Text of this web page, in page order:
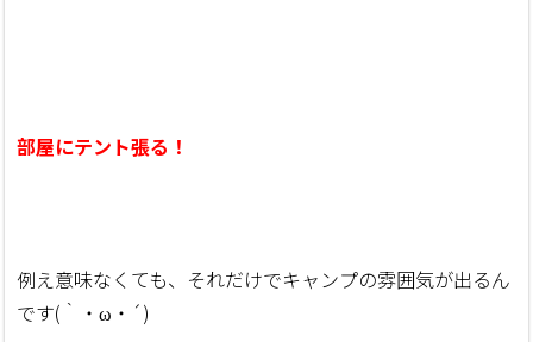
部屋にテント張る！
例え意味なくても、それだけでキャンプの雰囲気が出るん
です(｀・ω・´)